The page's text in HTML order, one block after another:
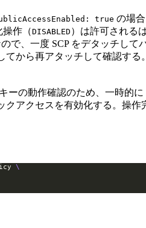
true の場合
操作（DISABLED ）は許可される
で、一度 SCP をデタッチして
てから再アタッチして確認する
ーの動作確認のため、一時的に
クアクセスを有効化する。操作